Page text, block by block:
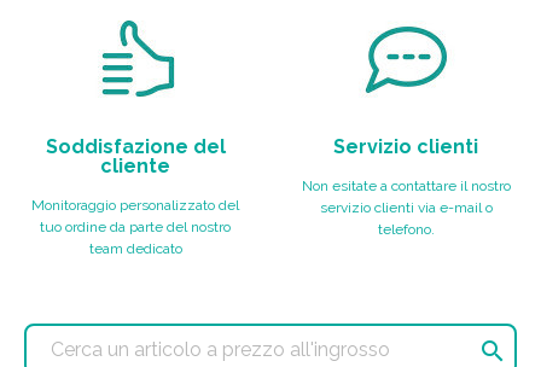
Soddisfazione del
cliente
Monitoraggio personalizzato del
tuo ordine da parte del nostro
team dedicato
Servizio clienti
Non esitate a contattare il nostro
servizio clienti via e-mail o
telefono.
